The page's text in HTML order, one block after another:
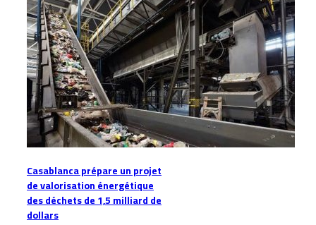
Casablanca prépare un projet
de valorisation énergétique
des déchets de 1,5 milliard de
dollars